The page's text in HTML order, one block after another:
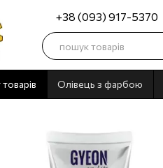
+38 (093) 917-5370
Олівець з фарбою